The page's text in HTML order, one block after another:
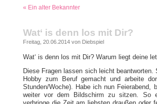
« Ein alter Bekannter
Wat‘ is denn los mit Dir?
Freitag, 20.06.2014 von Diebspiel
Wat‘ is denn los mit Dir? Warum liegt deine
Diese Fragen lassen sich leicht
Hobby zum Beruf gemacht und arbeite
Stunden/Woche). Habe ich nun Feierabend,
weiter vor dem Bildschirm zu sitzen. So